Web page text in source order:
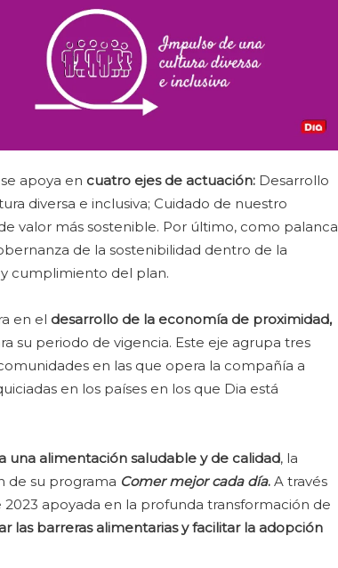
se apoya en cuatro ejes de actuación: Desarrollo
diversa e inclusiva; Cuidado de nuestro
valor más sostenible. Por último, como palanca
de la sostenibilidad dentro de la
cumplimiento del plan.
en el desarrollo de la economía de proximidad,
su periodo de vigencia. Este eje agrupa tres
en las que opera la compañía a
en los países en los que Dia está
una alimentación saludable y de calidad, la
de su programa Comer mejor cada día. A través
apoyada en la profunda transformación de
las barreras alimentarias y facilitar la adopción